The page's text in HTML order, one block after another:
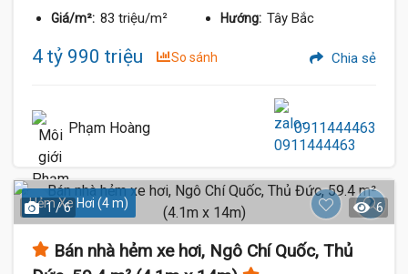
Giá/m²: 83 triệu/m² Hướng: Tây Bắc
4 tỷ 990 triệu So sánh Chia sẻ
Phạm Hoàng 0911444463
Hẻm Xe Hơi (4 m)
1 / 6 6
Bán nhà hẻm xe hơi, Ngô Chí Quốc, Thủ